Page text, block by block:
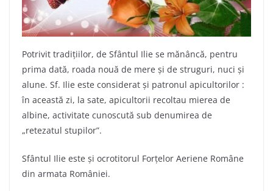
Potrivit tradițiilor, de Sfântul Ilie se mănâncă, pentru
prima dată, roada nouă de mere și de struguri, nuci și
alune. Sf. Ilie este considerat și patronul apicultorilor :
în această zi, la sate, apicultorii recoltau mierea de
albine, activitate cunoscută sub denumirea de
„retezatul stupilor”.
Sfântul Ilie este și ocrotitorul Forțelor Aeriene Române
din armata României.